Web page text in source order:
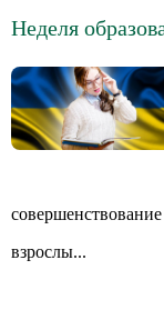
Неделя
взрослы...